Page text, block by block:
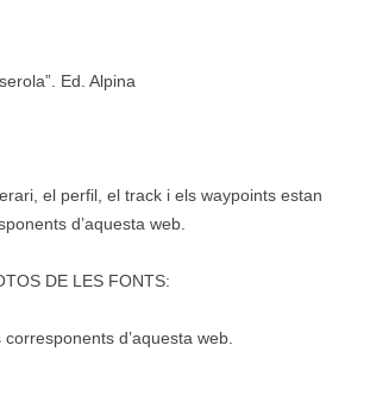
Ed. Alpina
el perfil, el track i els waypoints estan
d’aquesta web.
DE LES FONTS:
d’aquesta web.